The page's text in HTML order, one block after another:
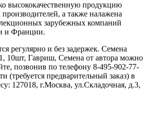
высококачественную продукцию
а также налажена
зарубежных компаний
и Франции.
регулярно и без задержек. Семена
10шт, Гавриш, Семена от автора можно
позвонив по телефону 8-495-902-77-
(требуется предварительный заказ) в
127018, г.Москва, ул.Складочная, д.3,